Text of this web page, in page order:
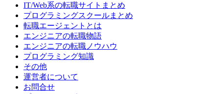
IT/Web系の転職サイトまとめ
プログラミングスクールまとめ
転職エージェントとは
エンジニアの転職物語
エンジニアの転職ノウハウ
プログラミング知識
その他
運営者について
お問合せ